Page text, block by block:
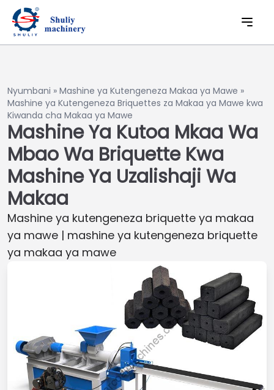
Nyumbani » Mashine ya Kutengeneza Makaa ya Mawe »
Mashine ya Kutengeneza Briquettes za Makaa ya Mawe kwa
Kiwanda cha Makaa ya Mawe
Mashine Ya Kutoa Mkaa Wa
Mbao Wa Briquette Kwa
Mashine Ya Uzalishaji Wa
Makaa
Mashine ya kutengeneza briquette ya makaa
ya mawe | mashine ya kutengeneza briquette
ya makaa ya mawe